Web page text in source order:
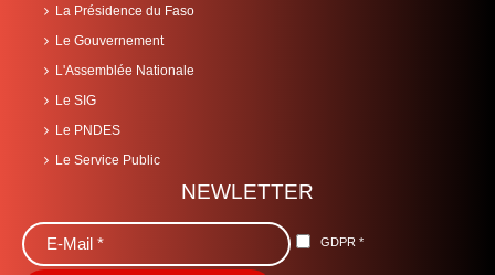
La Présidence du Faso
Le Gouvernement
L'Assemblée Nationale
Le SIG
Le PNDES
Le Service Public
NEWLETTER
GDPR *